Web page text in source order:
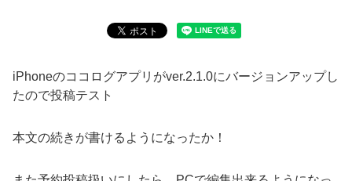
iPhoneのココログアプリがver.2.1.0にバージョンアップし
たので投稿テスト
本文の続きが書けるようになったか！